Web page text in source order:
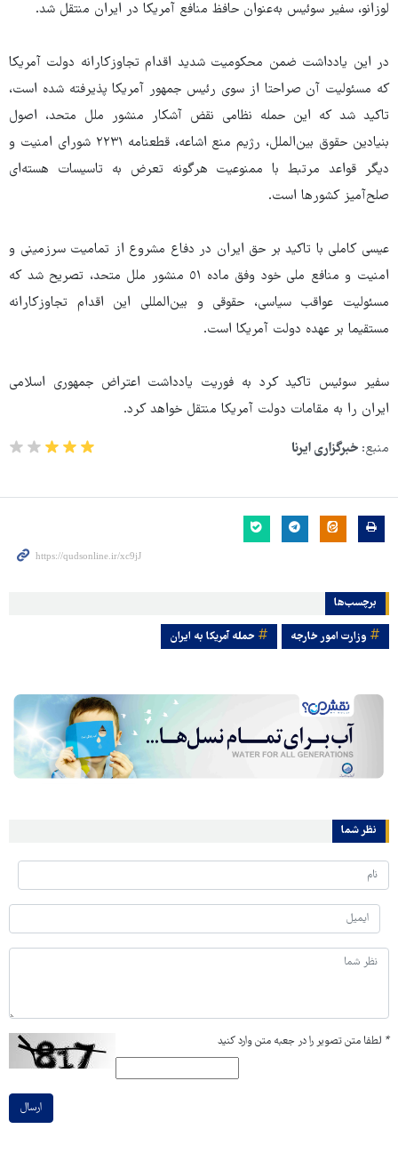
لوزانو، سفیر سوئیس به‌عنوان حافظ منافع آمریکا در ایران منتقل شد.
در این یادداشت ضمن محکومیت شدید اقدام تجاوزکارانه دولت آمریکا
که مسئولیت آن صراحتا از سوی رئیس جمهور آمریکا پذیرفته شده است،
تاکید شد که این حمله نظامی نقض آشکار منشور ملل متحد، اصول
بنیادین حقوق بین‌الملل، رژیم منع اشاعه، قطعنامه ۲۲۳۱ شورای امنیت و
دیگر قواعد مرتبط با ممنوعیت هرگونه تعرض به تاسیسات هسته‌ای
صلح‌آمیز کشورها است.
عیسی کاملی با تاکید بر حق ایران در دفاع مشروع از تمامیت سرزمینی و
امنیت و منافع ملی خود وفق ماده ٥١ منشور ملل متحد، تصریح شد که
مسئولیت عواقب سیاسی، حقوقی و بین‌المللی این اقدام تجاوزکارانه
مستقیما بر عهده دولت آمریکا است.‏
سفیر سوئیس تاکید کرد به فوریت یادداشت اعتراض جمهوری اسلامی
ایران را به مقامات دولت آمریکا منتقل خواهد کرد.
منبع: خبرگزاری ایرنا
برچسب‌ها
وزارت امور خارجه حمله آمریکا به ایران
نظر شما
* لطفا متن تصویر را در جعبه متن وارد کنید
ارسال